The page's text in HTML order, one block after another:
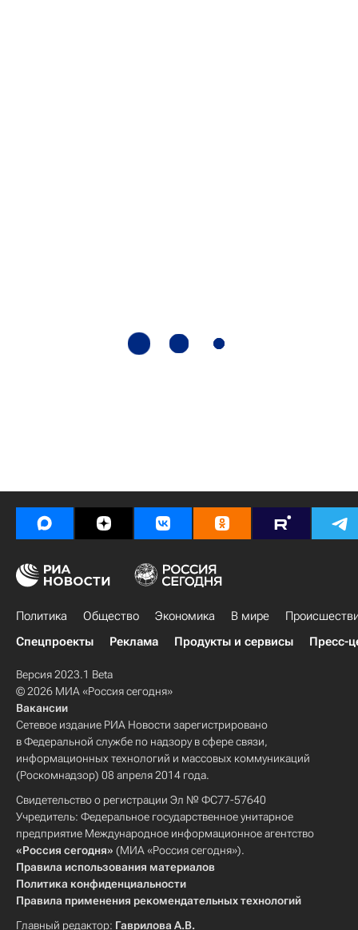
Политика Общество Экономика В мире
Спецпроекты
Реклама Продукты и сервисы Пресс-
Версия 2023.1 Beta
© 2026 МИА «Россия сегодня»
Вакансии
Сетевое издание РИА Новости зарегистрировано
в Федеральной службе по надзору в сфере связи,
информационных технологий и массовых коммуникаций
(Роскомнадзор) 08 апреля 2014 года.
Свидетельство о регистрации Эл № ФС77-57640
Учредитель: Федеральное государственное унитарное
предприятие Международное информационное агентство
«Россия сегодня» (МИА «Россия сегодня»).
Правила использования материалов
Политика конфиденциальности
Правила применения рекомендательных технологий
Главный редактор: Гаврилова А.В.